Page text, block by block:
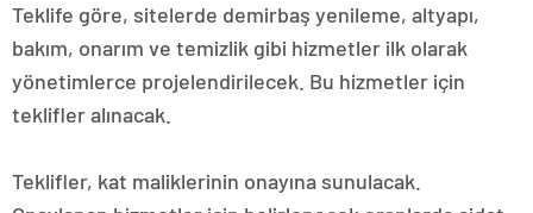
Teklife göre, sitelerde demirbaş yenileme, altyapı,
bakım, onarım ve temizlik gibi hizmetler ilk olarak
yönetimlerce projelendirilecek. Bu hizmetler için
teklifler alınacak.
Teklifler, kat maliklerinin onayına sunulacak.